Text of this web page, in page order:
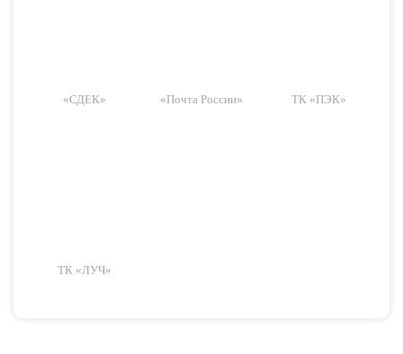
«СДЕК» «Почта России» ТК «ПЭК»
ТК «ЛУЧ»